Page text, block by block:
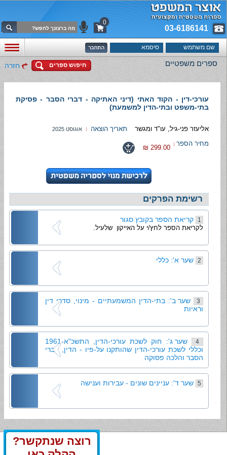
03-6186141
0
ספרים משפטיים חיפוש ספרים חזרה
עורכי-דין - הקוד האתי (דיני האתיקה - דברי הסבר - פסיקת
בתי-משפט ובתי-הדין למשמעת)
אליעזר פני-גיל, עו"ד ומגשר תאריך הוצאה אוגוסט 2025
מחיר הספר
299.00 ₪
רשימת הפרקים
קריאת הספר בקובץ סגור
לקריאת הספר לחץ/י על האייקון שלעיל.
שער א': כללי
שער ב': בתי-הדין המשמעתיים - מינוי, סדרי דין
וראיות
4
שער ג': חוק לשכת עורכי-הדין, התשכ"א-1961
וכללי לשכת עורכי-הדין שהותקנו על-פיו - הדין, דברי
הסבר והלכה פסוקה
שער ד': עניינים שונים - עבירות וענישה
רוצה שנתקשר?